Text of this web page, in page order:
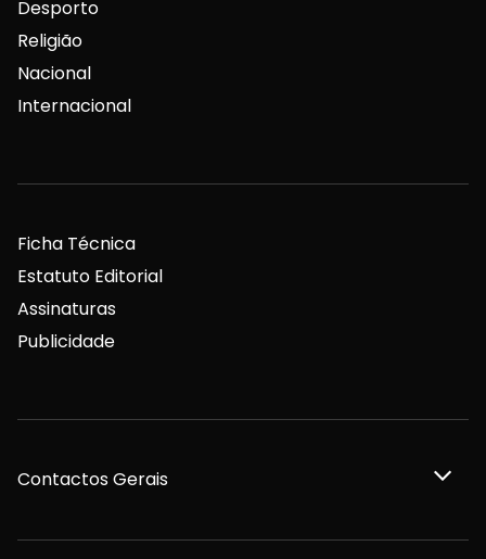
Desporto
Religião
Nacional
Internacional
Ficha Técnica
Estatuto Editorial
Assinaturas
Publicidade
Contactos Gerais